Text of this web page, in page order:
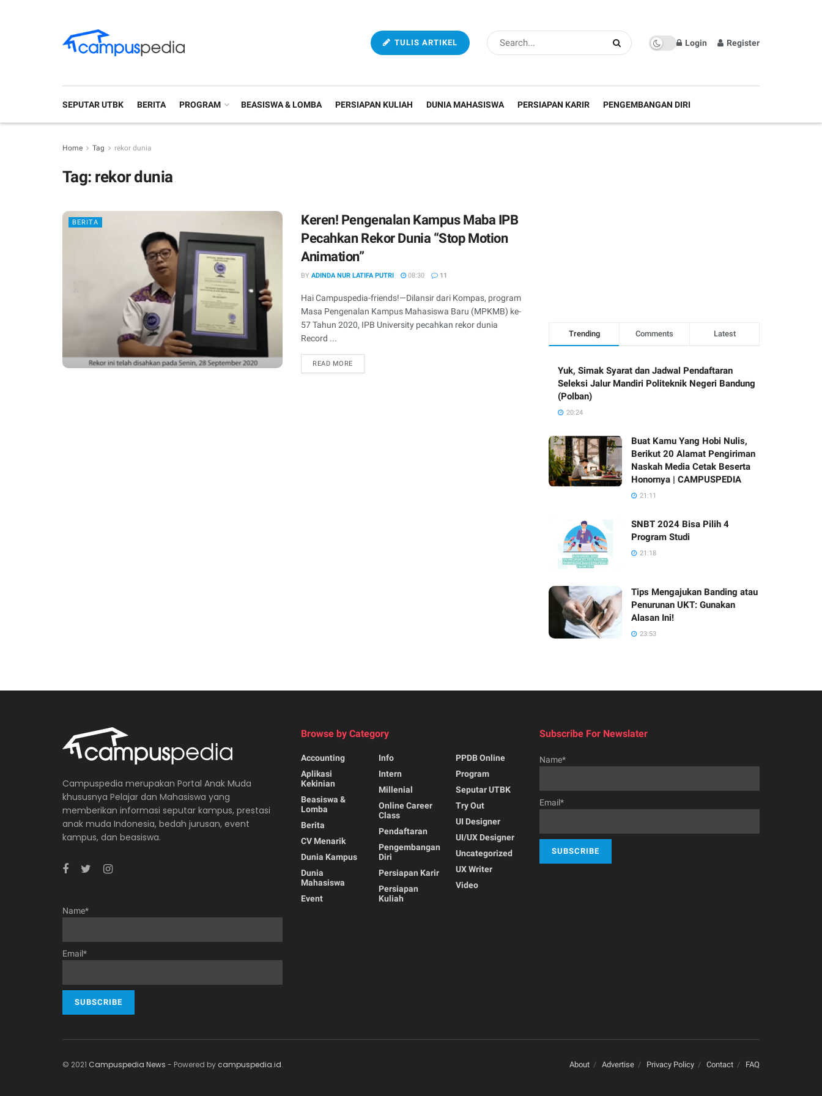
TULIS ARTIKEL Login Register
SEPUTAR UTBK BERITA PROGRAM BEASISWA & LOMBA PERSIAPAN KULIAH DUNIA MAHASISWA PERSIAPAN KARIR PENGEMBANGAN DIRI
Home Tag rekor dunia
Tag: rekor dunia
BERITA
Keren! Pengenalan Kampus Maba IPB
Pecahkan Rekor Dunia “Stop Motion
Animation”
BY ADINDA NUR LATIFA PUTRI 08:30 11
Hai Campuspedia-friends!—Dilansir dari Kompas, program
Masa Pengenalan Kampus Mahasiswa Baru (MPKMB) ke-
57 Tahun 2020, IPB University pecahkan rekor dunia
Record ...
READ MORE
Trending Comments Latest
Yuk, Simak Syarat dan Jadwal Pendaftaran
Seleksi Jalur Mandiri Politeknik Negeri Bandung
(Polban)
20:24
Buat Kamu Yang Hobi Nulis,
Berikut 20 Alamat Pengiriman
Naskah Media Cetak Beserta
Honornya | CAMPUSPEDIA
21:11
SNBT 2024 Bisa Pilih 4
Program Studi
21:18
Tips Mengajukan Banding atau
Penurunan UKT: Gunakan
Alasan Ini!
23:53
Campuspedia merupakan Portal Anak Muda
khususnya Pelajar dan Mahasiswa yang
memberikan informasi seputar kampus, prestasi
anak muda Indonesia, bedah jurusan, event
kampus, dan beasiswa.
Name*
Email*
Browse by Category
Accounting
Aplikasi
Kekinian
Beasiswa &
Lomba
Berita
CV Menarik
Dunia Kampus
Dunia
Mahasiswa
Event
Info
Intern
Millenial
Online Career
Class
Pendaftaran
Pengembangan
Diri
Persiapan Karir
Persiapan
Kuliah
PPDB Online
Program
Seputar UTBK
Try Out
UI Designer
UI/UX Designer
Uncategorized
UX Writer
Video
Subscribe For Newslater
Name*
Email*
About Advertise Privacy Policy Contact FAQ
© 2021 Campuspedia News - Powered by campuspedia.id.